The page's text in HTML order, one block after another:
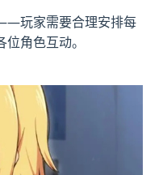
玩家需要合理安排每
角色互动。